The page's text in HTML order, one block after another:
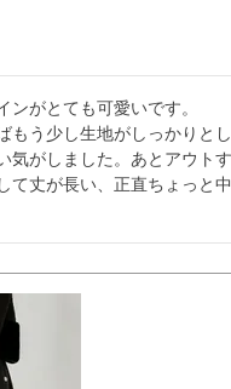
ンがとても可愛いです。
もう少し生地がしっかりと
気がしました。あとアウト
て丈が長い、正直ちょっと